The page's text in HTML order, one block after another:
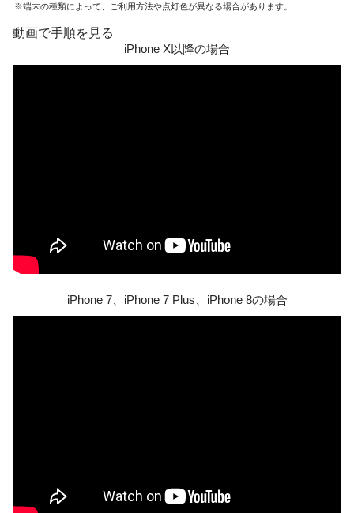
端末の種類によって、ご利用方法や点灯色が異なる場合があります。
動画で手順を見る
iPhone X以降の場合
iPhone 7、iPhone 7 Plus、iPhone 8の場合